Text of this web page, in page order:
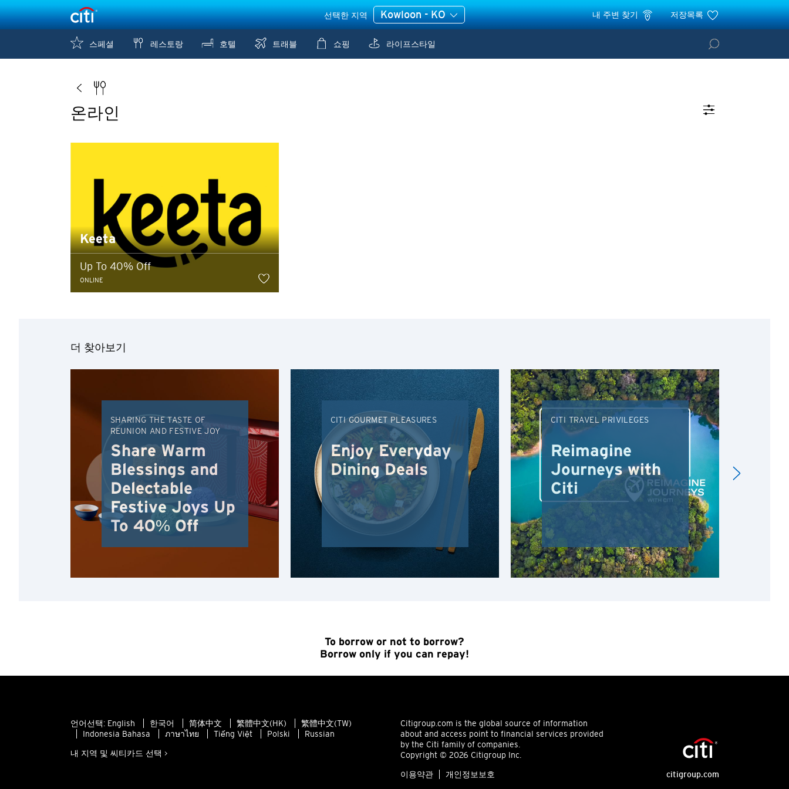
선택한 지역 Kowloon - KO 내 주변 찾기 저장목록
스페셜 레스토랑 호텔 트래블 쇼핑 라이프스타일
온라인
Keeta
Up To 40% Off
ONLINE
최신순
알파벳순
알파벳역순
더 찾아보기
SHARING THE TASTE OF
REUNION AND FESTIVE JOY
Share Warm
Blessings and
Delectable
Festive Joys Up
To 40% Off
CITI GOURMET PLEASURES
Enjoy Everyday
Dining Deals
CITI TRAVEL PRIVILEGES
Reimagine
Journeys with
Citi
To borrow or not to borrow?
Borrow only if you can repay!
언어선택: English 한국어 简体中文 繁體中文(HK)
繁體中文(TW)
Indonesia Bahasa
ภาษาไทย Tiếng Việt Polski Russian
내 지역 및 씨티카드 선택 >
Citigroup.com is the global source of information
about and access point to financial services provided
by the Citi family of companies.
Copyright © 2026 Citigroup Inc.
이용약관 개인정보보호 citigroup.com
확인
도쿄, 일본
방콕, 태국
시드니, 호주
싱가포르
홍콩
H
홍콩
홍콩 섬, 홍콩
N
신제, 홍콩
홍콩